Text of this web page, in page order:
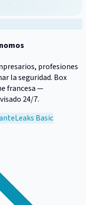
profesiones
la seguridad. Box
francesa —
24/7.
Leaks Basic